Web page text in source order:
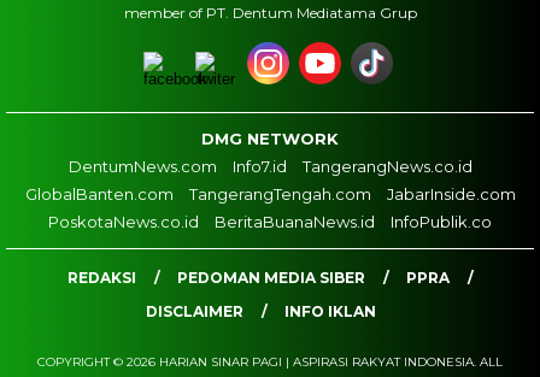
member of PT. Dentum Mediatama Grup
DMG NETWORK
DentumNews.com
Info7.id
TangerangNews.co.id
GlobalBanten.com
TangerangTengah.com
JabarInside.com
PoskotaNews.co.id
BeritaBuanaNews.id InfoPublik.co
REDAKSI PEDOMAN MEDIA SIBER
PPRA
DISCLAIMER
INFO IKLAN
COPYRIGHT © 2026 HARIAN SINAR PAGI | ASPIRASI RAKYAT INDONESIA. ALL